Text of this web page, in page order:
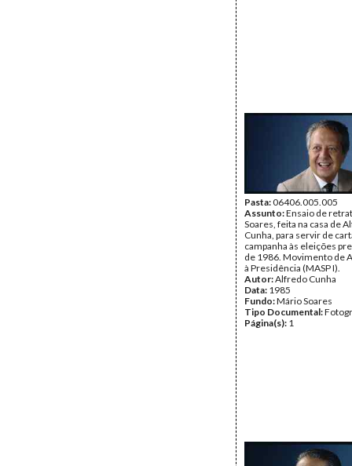
Pasta:06406.005.005
Assunto:Ensaio de
Soares, feita na casa de
Cunha, para servir de
campanha às eleições
de 1986. Movimento de
à Presidência (MASP I).
Autor:Alfredo Cunha
Data: 1985
Fundo:Mário Soares
Tipo Documental:
Página(s): 1